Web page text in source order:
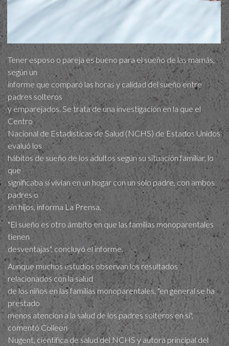
Tener esposo o pareja es bueno para el sueño de las mamás,
según un
informe que comparó las horas y calidad del sueño entre
padres solteros
y emparejados. Se trata de una investigación en la que el
Centro
Nacional de Estadísticas de Salud (NCHS) de Estados Unidos
evaluó los
hábitos de sueño de los adultos según su situación familiar, lo
que
significaba si vivían en un hogar con un solo padre, con ambos
padres o
sin hijos, informa La Prensa.
"El sueño es otro ámbito en que las familias monoparentales
tienen
desventajas", concluyó el informe.
Aunque muchos estudios observan los resultados
relacionados con la salud
de los niños en las familias monoparentales, "en general se ha
prestado
menos atención a la salud de los padres solteros en sí",
comentó Colleen
Nugent, científica de salud del NCHS y autora principal del